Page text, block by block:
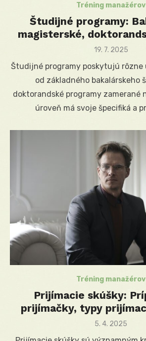
Tréning manažérov
Študijné programy:
magisterské,
Posted
19. 7. 2025
Študijné programy poskytujú rôzne
od základného bakalárskeho
doktorandské programy zamerané
úroveň má svoje špecifiká a
Tréning manažérov
Prijímacie skúšky:
prijímačky, typy
Posted
5. 4. 2025